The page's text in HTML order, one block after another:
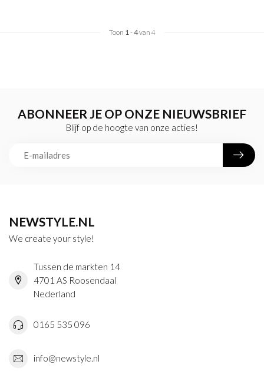
Toon 1 -4van 4
ABONNEER JE OP ONZE NIEUWSBRIEF
Blijf op de hoogte van onze acties!
NEWSTYLE.NL
We create your style!
Tussen de markten 14
4701 AS Roosendaal
Nederland
0165 535 096
info@newstyle.nl